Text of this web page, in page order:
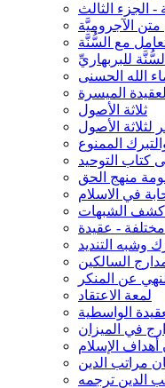
الجزء الثالث
الآجروميَّة
مع السُّنَّة
للبربهاريِّ
الله الحسنى
العقيدة الميسرة
ثلاثة الأصول
الأصول
الممنوع
كتاب التوحيد
منهج الحق
في الاسلام
كشف الشبهات
- عقيدة
وشبه التنديد
السالكين
عن المنكر
لمعة الاعتقاد
الواسطية
في الميزان
أهداف الإسلام
مراتب الدين
الدين ترجمه